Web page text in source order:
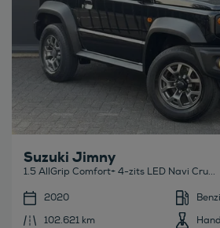
Suzuki Jimny
1.5 AllGrip Comfort+ 4-zits LED Navi Cru...
2020
102.621 km